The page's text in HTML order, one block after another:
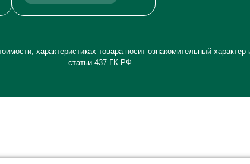
характеристиках товара носит ознакомительный
статьи 437 ГК РФ.